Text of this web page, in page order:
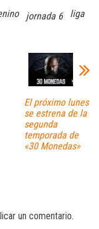
jornada 6
liga
El próximo lunes
se estrena de la
segunda
temporada de
«30 Monedas»
un comentario.